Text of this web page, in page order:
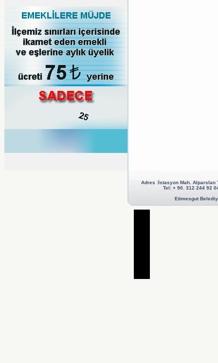
Adres :İstasyon Mah. Alparslan
Tel: + 90. 312 244 92
Etimesgut